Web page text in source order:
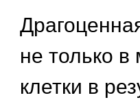
не только
клетки в